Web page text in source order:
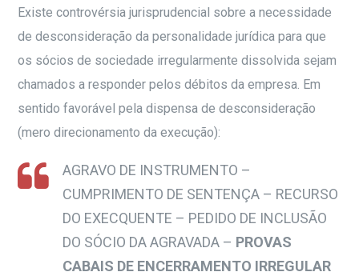
Existe controvérsia jurisprudencial sobre a necessidade
de desconsideração da personalidade jurídica para que
os sócios de sociedade irregularmente dissolvida sejam
chamados a responder pelos débitos da empresa. Em
sentido favorável pela dispensa de desconsideração
(mero direcionamento da execução):
AGRAVO DE INSTRUMENTO –
CUMPRIMENTO DE SENTENÇA – RECURSO
DO EXECQUENTE – PEDIDO DE INCLUSÃO
DO SÓCIO DA AGRAVADA – PROVAS
CABAIS DE ENCERRAMENTO IRREGULAR